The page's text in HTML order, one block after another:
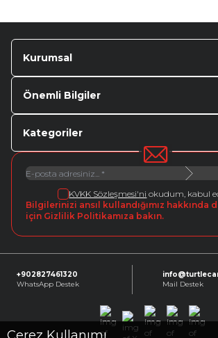
Kurumsal
Önemli Bilgiler
Kategoriler
KVKK Sözleşmesi'ni okudum, kabul
Bilgilerinizi ansıl kullandığımız hakkında
için Gizlilik Politikamıza bakın.
+902827461320
WhatsApp Destek
Mail Destek
Facebook
X InstagramYoutube